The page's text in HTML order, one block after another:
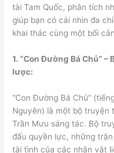
tài Tam Quốc, phân tích
giúp bạn có cái nhìn đa
khai thác cùng một bối
1. “Con Đường Bá Chủ” –
lược:
“Con Đường Bá Chủ”
Nguyên) là một bộ truyện
Trần Mưu sáng tác. Bộ
đấu quyền lực, những
tài tình của các nhân vật